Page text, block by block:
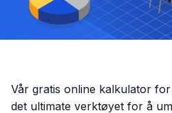
Vår gratis online kalkulator
det ultimate verktøyet for å